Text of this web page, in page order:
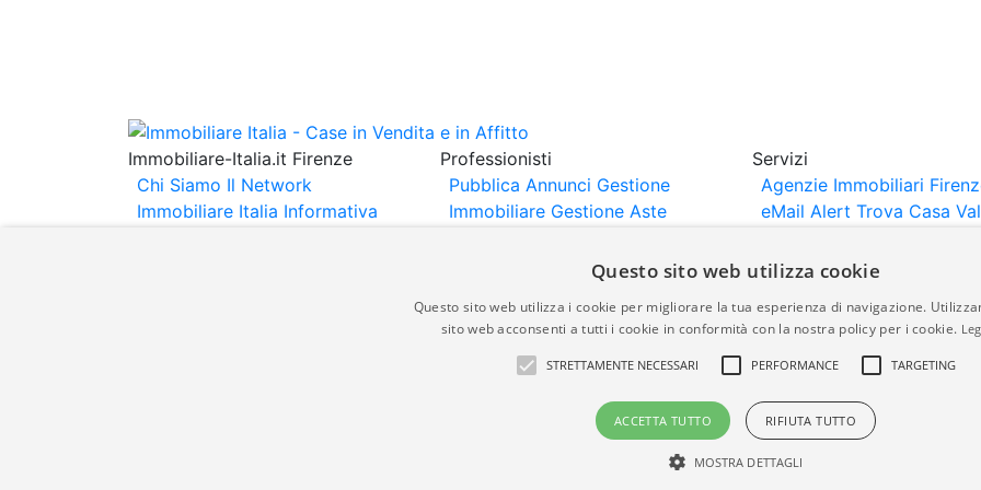
Immobiliare-Italia.it Firenze
Chi Siamo Il Network
Immobiliare Italia Informativa
Professionisti
Pubblica Annunci Gestione
Immobiliare Gestione Aste
Importazione
Servizi
Agenzie Immobiliari
eMail Alert Trova Casa
Gli annunci immobiliari presenti su immobiliare-italia.it vengono pubblicati da agenzie immobiliari e
italia.it quindi non è responsabile della veridicità, della correttezza, della completezza, della
Questo sito web utilizza cookie
Questo sito web utilizza i cookie per migliorare la tua esperienza di navigazione.
sito web acconsenti a tutti i cookie in conformità con la nostra policy per i cookie.
STRETTAMENTE NECESSARI PERFORMANCE TARGETING
ACCETTA TUTTO RIFIUTA TUTTO
MOSTRA DETTAGLI